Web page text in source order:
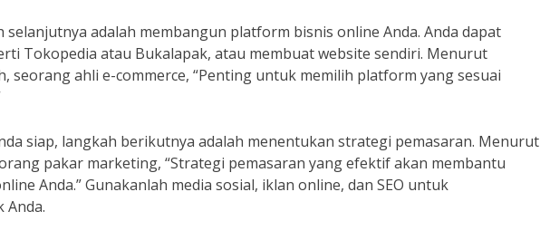
adalah membangun platform bisnis online Anda. Anda dapat
Tokopedia atau Bukalapak, atau membuat website sendiri. Menurut
seorang ahli e-commerce, “Penting untuk memilih platform yang sesuai
siap, langkah berikutnya adalah menentukan strategi pemasaran. Menurut
pakar marketing, “Strategi pemasaran yang efektif akan membantu
Anda.” Gunakanlah media sosial, iklan online, dan SEO untuk
Anda.